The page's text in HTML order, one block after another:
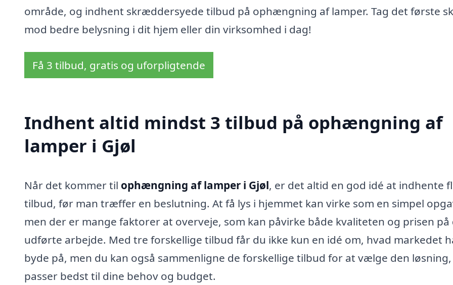
område, og indhent skræddersyede tilbud på ophængning af lamper. Tag det første
mod bedre belysning i dit hjem eller din virksomhed i dag!
Få 3 tilbud, gratis og uforpligtende
Indhent altid mindst 3 tilbud på ophængning af
lamper i Gjøl
Når det kommer til ophængning af lamper i Gjøl, er det altid en god idé at indhente
tilbud, før man træffer en beslutning. At få lys i hjemmet kan virke som en simpel
men der er mange faktorer at overveje, som kan påvirke både kvaliteten og prisen på
udførte arbejde. Med tre forskellige tilbud får du ikke kun en idé om, hvad markedet
byde på, men du kan også sammenligne de forskellige tilbud for at vælge den
passer bedst til dine behov og budget.